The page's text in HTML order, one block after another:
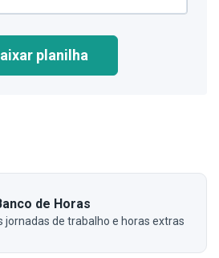
planilha
de Horas
jornadas de trabalho e horas extras